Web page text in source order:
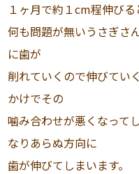
１ヶ月で約１cm程伸びる
何も問題が無いうさぎさ
に歯が
削れていくので伸びてい
かけでその
噛み合わせが悪くなって
なりあらぬ方向に
歯が伸びてしまいます。